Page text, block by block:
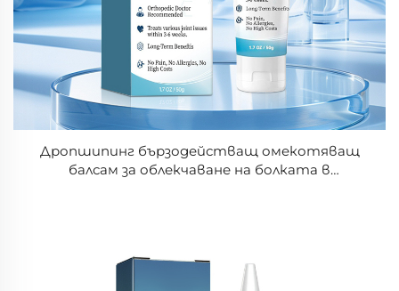
Дропшипинг бързодействащ омекотяващ
балсам за облекчаване на болката в